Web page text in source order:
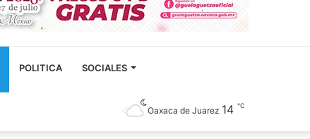
POLITICA SOCIALES
Oaxaca de Juarez 14 ℃